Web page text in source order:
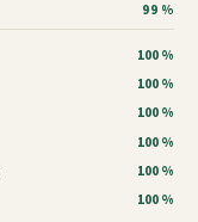
99 %
100 %
100 %
100 %
100 %
100 %
100 %